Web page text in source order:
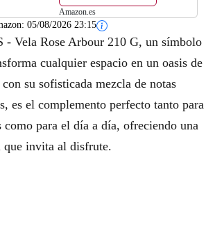
Amazon.es
05/08/2026 23:15
- Vela Rose Arbour 210 G, un símbolo
cualquier espacio en un oasis de
su sofisticada mezcla de notas
es el complemento perfecto tanto para
como para el día a día, ofreciendo una
que invita al disfrute.